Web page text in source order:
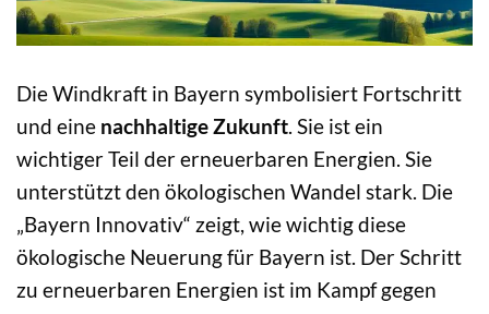
Die Windkraft in Bayern symbolisiert Fortschritt
und eine nachhaltige Zukunft. Sie ist ein
wichtiger Teil der erneuerbaren Energien. Sie
unterstützt den ökologischen Wandel stark. Die
„Bayern Innovativ“ zeigt, wie wichtig diese
ökologische Neuerung für Bayern ist. Der Schritt
zu erneuerbaren Energien ist im Kampf gegen